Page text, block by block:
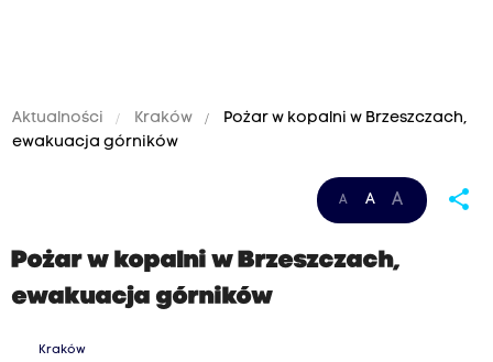
Aktualności Kraków
Pożar w kopalni w Brzeszczach,
ewakuacja górników
A A A share
Pożar w kopalni w Brzeszczach,
ewakuacja górników
Kraków